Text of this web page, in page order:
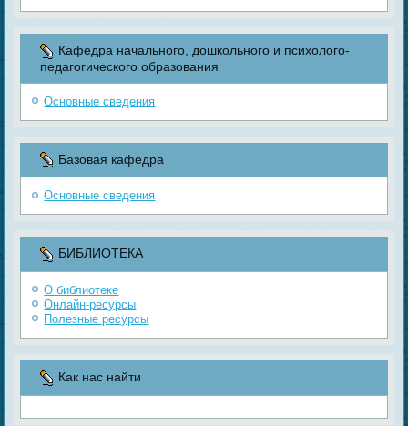
Кафедра начального, дошкольного и психолого-
педагогического образования
Основные сведения
Базовая кафедра
Основные сведения
БИБЛИОТЕКА
О библиотеке
Онлайн-ресурсы
Полезные ресурсы
Как нас найти